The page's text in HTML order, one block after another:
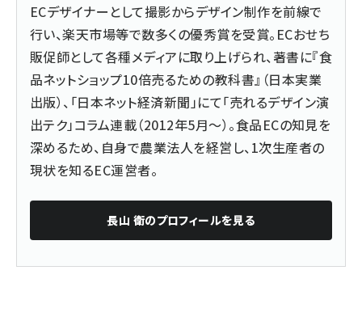
ECデザイナーとして撮影からデザイン制作を前線で
行い、楽天市場等で数多くの優秀賞を受賞。ECおせち
販促師として各種メディアに取り上げられ、著書に『食
品ネットショップ10倍売るための教科書』（日本実業
出版）、「日本ネット経済新聞」にて「売れるデザイン演
出テク」コラム連載（2012年5月～）。食品ECの知見を
深めるため、自身で農業法人を経営し、1次生産者の
現状を知るEC運営者。
長山 衛のプロフィールを見る